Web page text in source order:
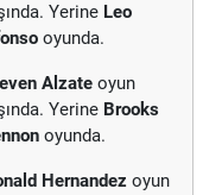
Yerine Leo
oyunda.
Alzate oyun
Yerine Brooks
oyunda.
Hernandez oyun